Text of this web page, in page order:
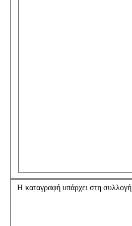
Η καταγραφή υπάρχει στη συλλογή